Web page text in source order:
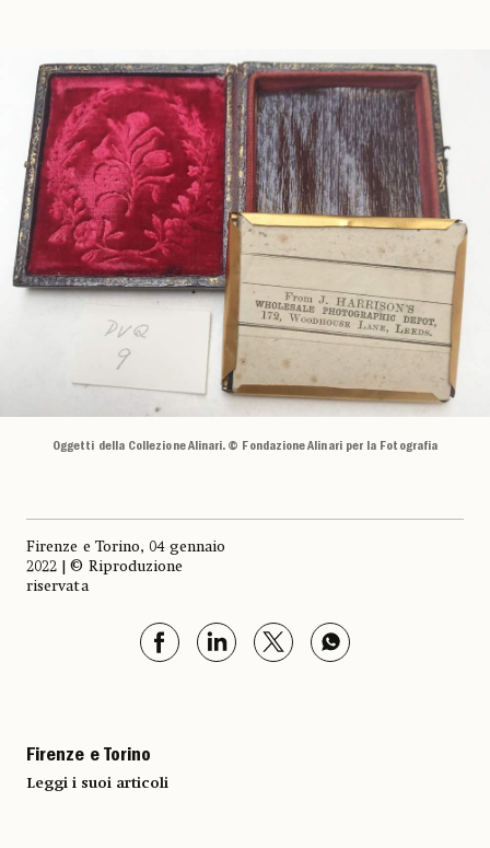
Oggetti della Collezione Alinari. © Fondazione Alinari per la Fotografia
Firenze e Torino, 04 gennaio
2022 | © Riproduzione
riservata
Firenze e Torino
Leggi i suoi articoli